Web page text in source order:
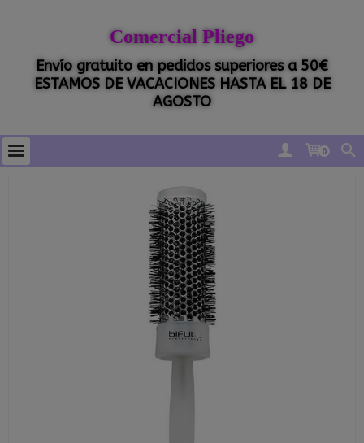
Comercial Pliego
Envío gratuito en pedidos superiores a 50€
ESTAMOS DE VACACIONES HASTA EL 18 DE
AGOSTO
0